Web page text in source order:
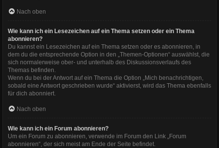
Nach oben
Wie kann ich ein Lesezeichen auf ein Thema setzen oder ein Thema
abonnieren?
Du kannst ein Lesezeichen auf ein Thema setzen oder es abonnieren, in
dem du die entsprechende Option in den „Themen-Optionen“ auswählst, die
sich normalerweise ober- und unterhalb des Diskussionsverlaufs des
Themas befinden.
Wenn du bei der Antwort auf ein Thema die Option „Mich benachrichtigen,
sobald eine Antwort geschrieben wurde“ aktivierst, wird das Thema ebenfalls
für dich abonniert.
Nach oben
Wie kann ich ein Forum abonnieren?
Um ein Forum zu abonnieren, verwende im Forum den Link „Forum
abonnieren“, der sich meist am Ende der Seite befindet.